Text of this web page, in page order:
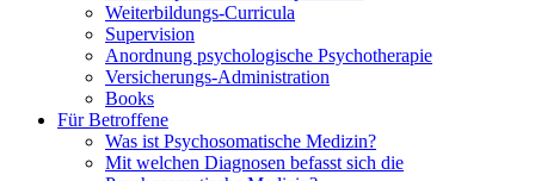
Weiterbildungs-Curricula
Supervision
Anordnung psychologische Psychotherapie
Versicherungs-Administration
Books
Für Betroffene
Was ist Psychosomatische Medizin?
Mit welchen Diagnosen befasst sich die